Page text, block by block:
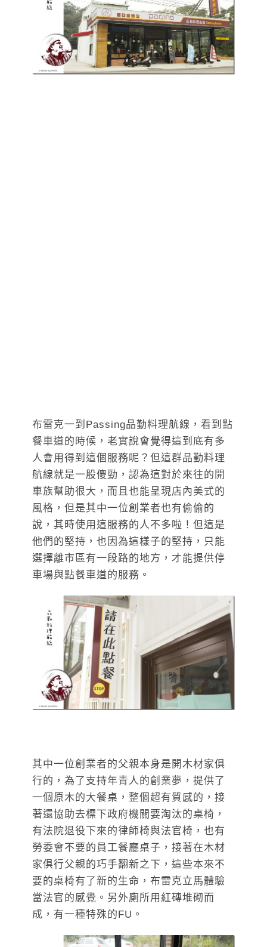
布雷克一到Passing品勤料理航線，看到點
餐車道的時候，老實說會覺得這到底有多
人會用得到這個服務呢？但這群品勤料理
航線就是一股傻勁，認為這對於來往的開
車族幫助很大，而且也能呈現店內美式的
風格，但是其中一位創業者也有偷偷的
說，其時使用這服務的人不多啦！但這是
他們的堅持，也因為這樣子的堅持，只能
選擇離市區有一段路的地方，才能提供停
車場與點餐車道的服務。
其中一位創業者的父親本身是開木材家俱
行的，為了支持年青人的創業夢，提供了
一個原木的大餐桌，整個超有質感的，接
著還協助去標下政府機關要淘汰的桌椅，
有法院退役下來的律師椅與法官椅，也有
勞委會不要的員工餐廳桌子，接著在木材
家俱行父親的巧手翻新之下，這些本來不
要的桌椅有了新的生命，布雷克立馬體驗
當法官的感覺。另外廁所用紅磚堆砌而
成，有一種特殊的FU。